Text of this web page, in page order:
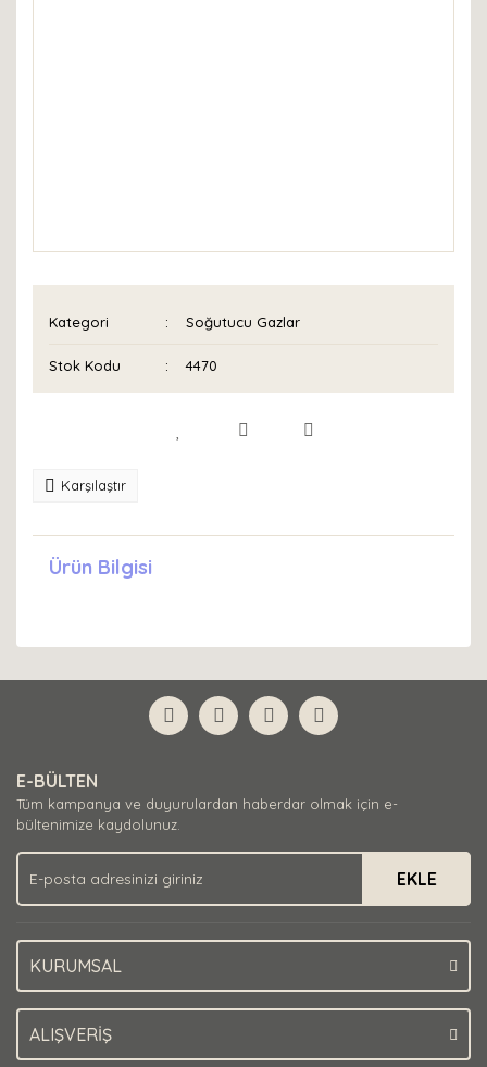
Kategori Soğutucu Gazlar
Stok Kodu 4470
Karşılaştır
Ürün Bilgisi
E-BÜLTEN
Tüm kampanya ve duyurulardan haberdar olmak için e-
bültenimize kaydolunuz.
EKLE
KURUMSAL
ALIŞVERİŞ